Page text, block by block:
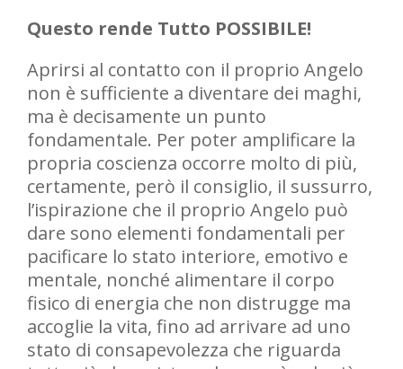
Questo rende Tutto POSSIBILE!
Aprirsi al contatto con il proprio Angelo
non è sufficiente a diventare dei maghi,
ma è decisamente un punto
fondamentale. Per poter amplificare la
propria coscienza occorre molto di più,
certamente, però il consiglio, il sussurro,
l’ispirazione che il proprio Angelo può
dare sono elementi fondamentali per
pacificare lo stato interiore, emotivo e
mentale, nonché alimentare il corpo
fisico di energia che non distrugge ma
accoglie la vita, fino ad arrivare ad uno
stato di consapevolezza che riguarda